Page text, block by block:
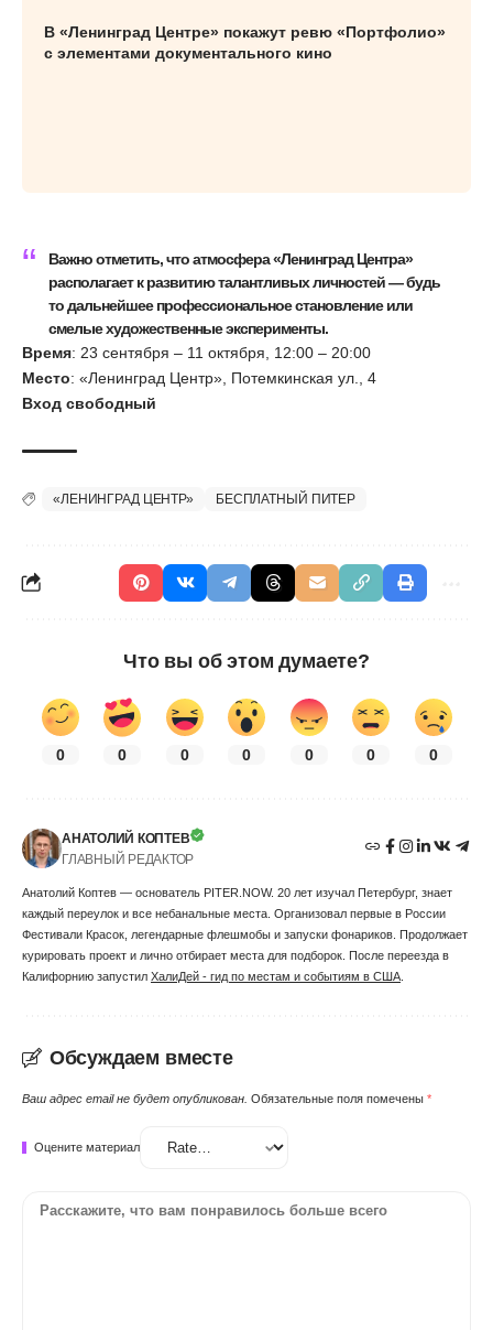
В «Ленинград Центре» покажут ревю «Портфолио»
с элементами документального кино
Важно отметить, что атмосфера «Ленинград Центра»
располагает к развитию талантливых личностей — будь
то дальнейшее профессиональное становление или
смелые художественные эксперименты.
Время: 23 сентября – 11 октября, 12:00 – 20:00
Место: «Ленинград Центр», Потемкинская ул., 4
Вход свободный
«ЛЕНИНГРАД ЦЕНТР» БЕСПЛАТНЫЙ ПИТЕР
Что вы об этом думаете?
0 0 0 0 0 0 0
АНАТОЛИЙ КОПТЕВ
ГЛАВНЫЙ РЕДАКТОР
Анатолий Коптев — основатель PITER.NOW. 20 лет изучал Петербург, знает
каждый переулок и все небанальные места. Организовал первые в России
Фестивали Красок, легендарные флешмобы и запуски фонариков. Продолжает
курировать проект и лично отбирает места для подборок. После переезда в
Калифорнию запустил ХалиДей - гид по местам и событиям в США
Обсуждаем вместе
Ваш адрес email не будет опубликован. Обязательные поля помечены *
Оцените материал